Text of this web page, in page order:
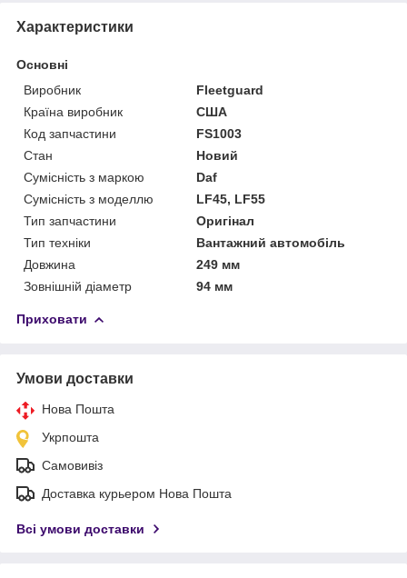
Характеристики
Основні
Виробник
Fleetguard
Країна виробник
США
Код запчастини
FS1003
Стан
Новий
Сумісність з маркою
Daf
Сумісність з моделлю
LF45, LF55
Тип запчастини
Оригінал
Тип техніки
Вантажний автомобіль
Довжина
249 мм
Зовнішній діаметр
94 мм
Приховати
Умови доставки
Нова Пошта
Укрпошта
Самовивіз
Доставка курьером Нова Пошта
Всі умови доставки